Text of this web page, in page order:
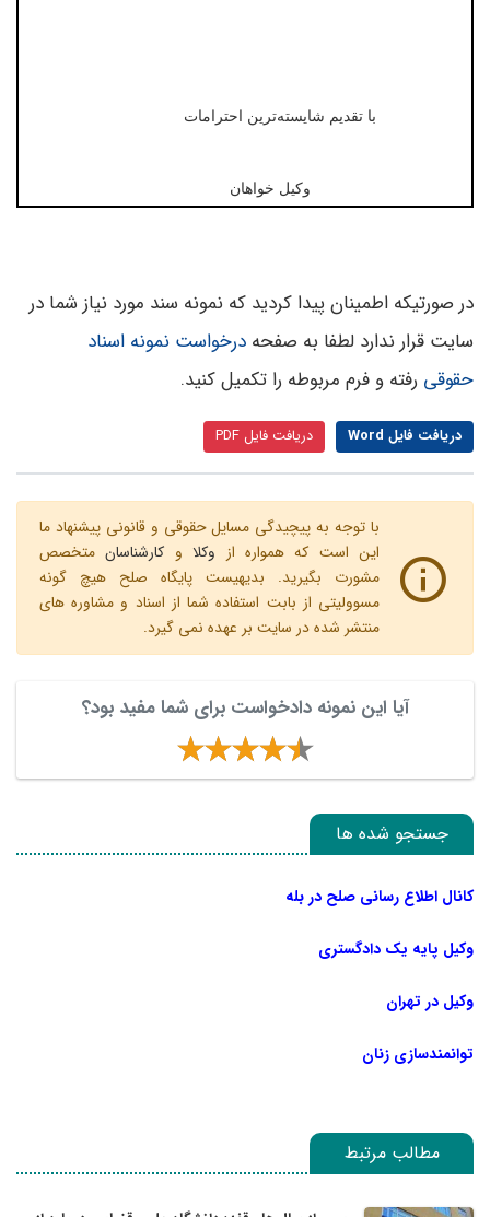
با تقدیم شایسته‌ترین احترامات
وکیل خواهان
در صورتیکه اطمینان پیدا کردید که نمونه سند مورد نیاز شما در
سایت قرار ندارد لطفا به صفحه درخواست نمونه اسناد
حقوقی رفته و فرم مربوطه را تکمیل کنید.
دریافت فایل Word دریافت فایل PDF
با توجه به پیچیدگی مسایل حقوقی و قانونی پیشنهاد ما
این است که همواره از وکلاو کارشناسانمتخصص
مشورت بگیرید. بدیهیست پایگاه صلح هیچ گونه
مسوولیتی از بابت استفاده شما از اسناد و مشاوره های
منتشر شده در سایت بر عهده نمی گیرد.
آیا این نمونه دادخواست برای شما مفید بود؟
جستجو شده ها
کانال اطلاع رسانی صلح در بله
وکیل پایه یک دادگستری
وکیل در تهران
توانمندسازی زنان
مطالب مرتبط